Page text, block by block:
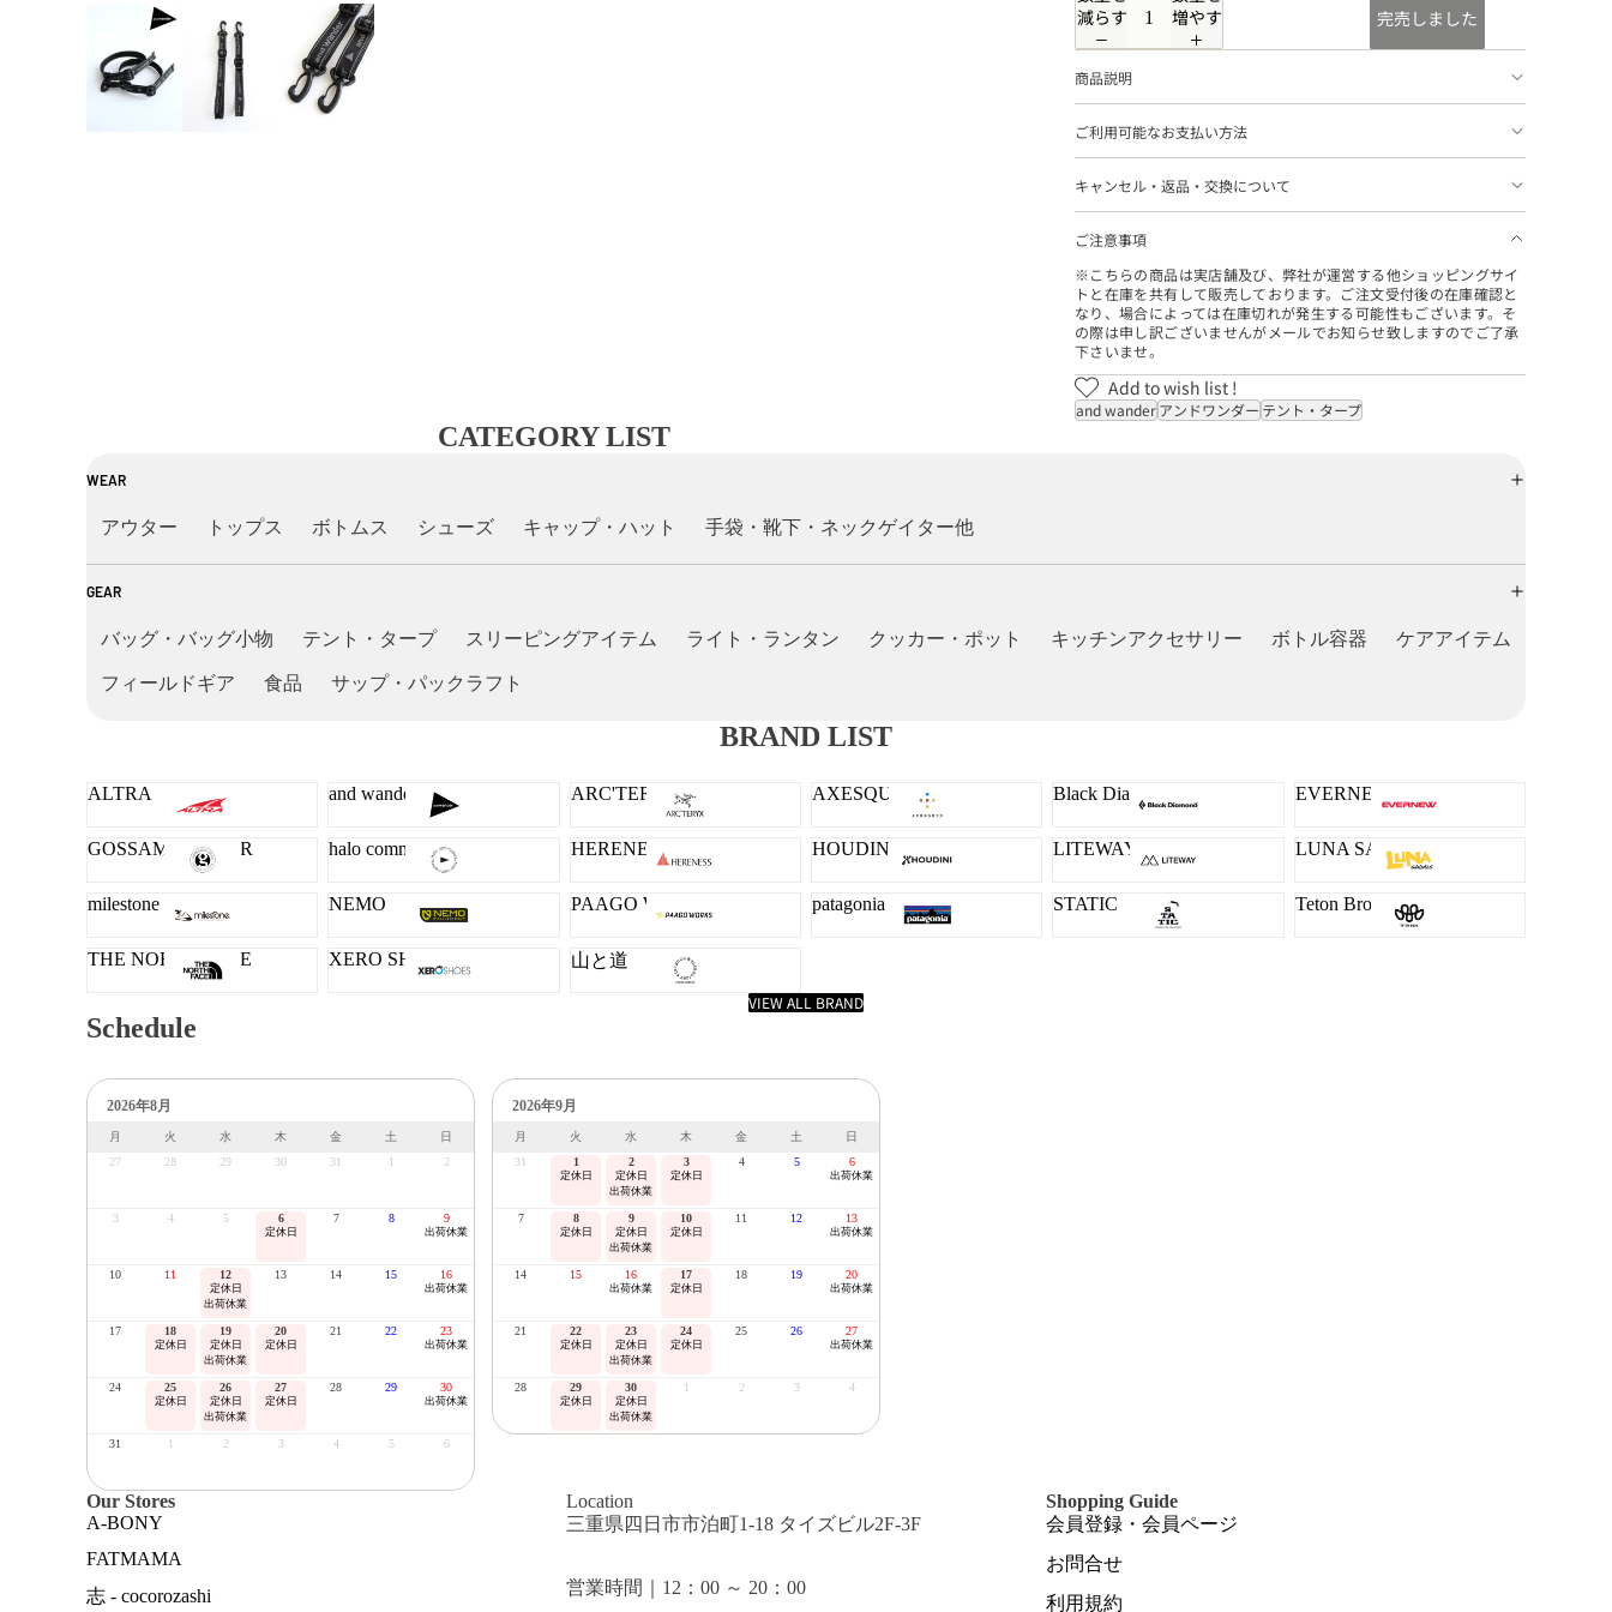
減らす
増やす
完売しました
商品説明
ご利用可能なお支払い方法
キャンセル・返品・交換について
ご注意事項
※こちらの商品は実店舗及び、弊社が運営する他ショッピングサイ
トと在庫を共有して販売しております。ご注文受付後の在庫確認と
なり、場合によっては在庫切れが発生する可能性もございます。そ
の際は申し訳ございませんがメールでお知らせ致しますのでご了承
下さいませ。
Add to wish list !
and wanderアンドワンダー テント・タープ
CATEGORY LIST
WEAR
アウター トップス ボトムス シューズ キャップ・ハット 手袋・靴下・ネックゲイター他
GEAR
バッグ・バッグ小物 テント・タープ スリーピングアイテム ライト・ランタン クッカー・ポット キッチンアクセサリー ボトル容器 ケアアイテム
フィールドギア 食品 サップ・パックラフト
BRAND LIST
ALTRA and wander ARC'TERYX AXESQUIN Black Diamond EVERNEW
GOSSAMER GEAR halo commodity HERENESS HOUDINI LITEWAY LUNA SANDALS
milestone NEMO PAAGO WORKS patagonia STATIC Teton Bros.
THE NORTH FACE XERO SHOES 山と道
VIEW ALL BRAND
Schedule
2026年8月
月 火 水 木 金 土
日
27
28 29 30 31 1 2
3 4 5 6
定休日
7 8 9
出荷休業
10 11 12
定休日
出荷休業
13 14 15 16
出荷休業
17 18
定休日
19
定休日
出荷休業
20
定休日
21 22 23
出荷休業
24 25
定休日
26
定休日
出荷休業
27
定休日
28 29 30
出荷休業
31 1 2 3 4 5 6
2026年9月
月 火 水 木 金 土
日
31
1
定休日
2
定休日
出荷休業
3
定休日
4 5 6
出荷休業
7 8
定休日
9
定休日
出荷休業
10
定休日
11 12 13
出荷休業
14 15 16
出荷休業
17
定休日
18 19 20
出荷休業
21 22
定休日
23
定休日
出荷休業
24
定休日
25 26 27
出荷休業
28 29
定休日
30
定休日
出荷休業
1 2 3 4
Our Stores
A-BONY
FATMAMA
志 - cocorozashi
Location
三重県四日市市泊町1-18 タイズビル2F-3F
営業時間｜12：00 ～ 20：00
Shopping Guide
会員登録・会員ページ
お問合せ
利用規約